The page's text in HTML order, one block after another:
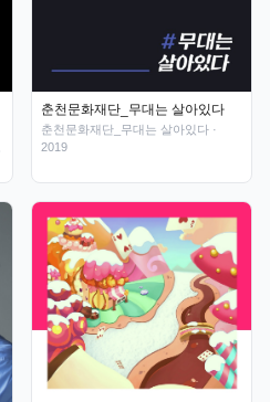
춘천문화재단_무대는 살아있다
춘천문화재단_무대는 살아있다 ·
2019